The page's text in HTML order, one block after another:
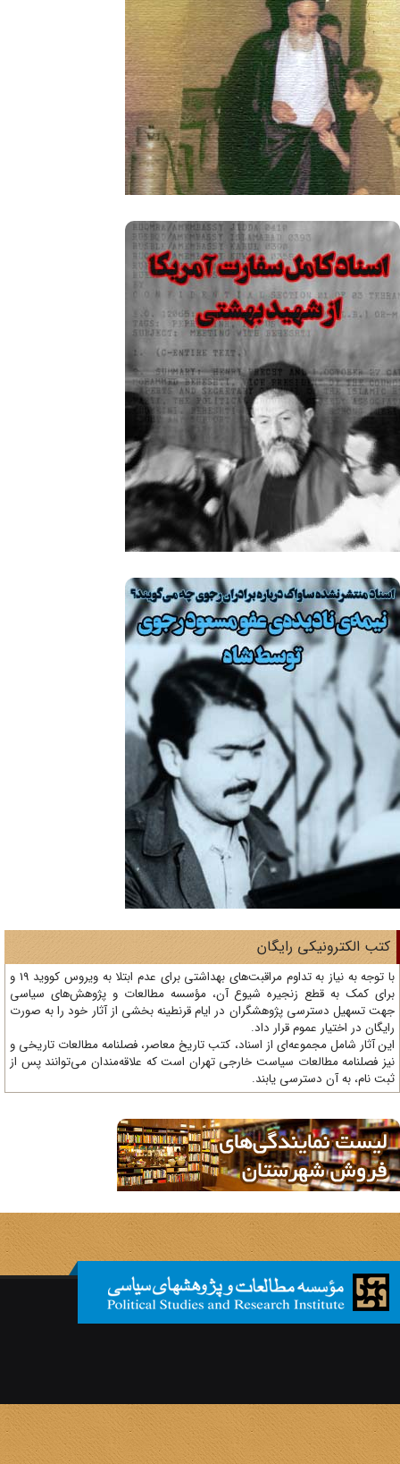
الکترونیکی رایگان
با توجه به نیاز به تداوم مراقبت‌های بهداشتی برای عدم ابتلا به ویروس کووید 19 و
کمک به قطع زنجیره شیوع آن، مؤسسه مطالعات و پژوهش‌های سیاسی
تسهیل دسترسی پژوهشگران در ایام قرنطینه بخشی از آثار خود را به صورت
در اختیار عموم قرار داد.
آثار شامل مجموعه‌ای از اسناد، کتب تاریخ معاصر، فصلنامه‌ مطالعات تاریخی و
فصلنامه مطالعات سیاست خارجی تهران است که علاقه‌مندان می‌توانند پس از
نام، به آن دسترسی یابند.